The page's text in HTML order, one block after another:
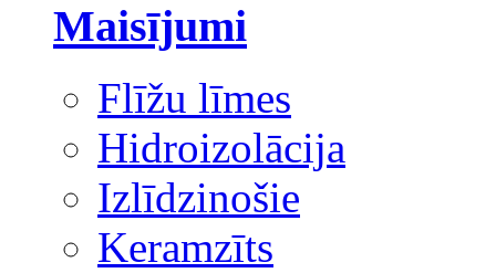
Maisījumi
Flīžu līmes
Hidroizolācija
Izlīdzinošie
Keramzīts